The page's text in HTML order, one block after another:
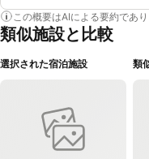
この概要はAIによる要約であ
類似施設と比較
選択された宿泊施設 類